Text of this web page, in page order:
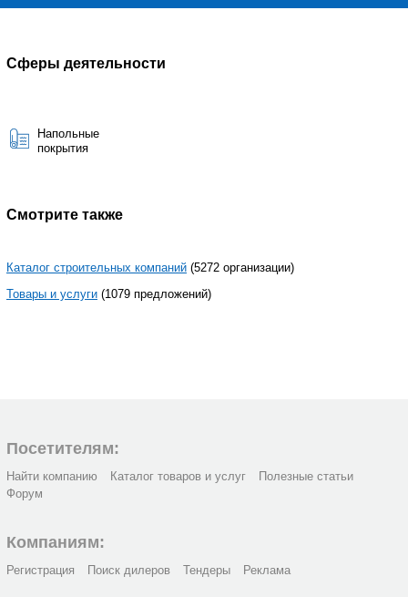
Сферы деятельности
Напольные
покрытия
Смотрите также
Каталог строительных компаний (5272 организации)
Товары и услуги (1079 предложений)
Посетителям:
Найти компанию Каталог товаров и услуг
Полезные статьи
Форум
Компаниям:
Регистрация Поиск дилеров Тендеры Реклама